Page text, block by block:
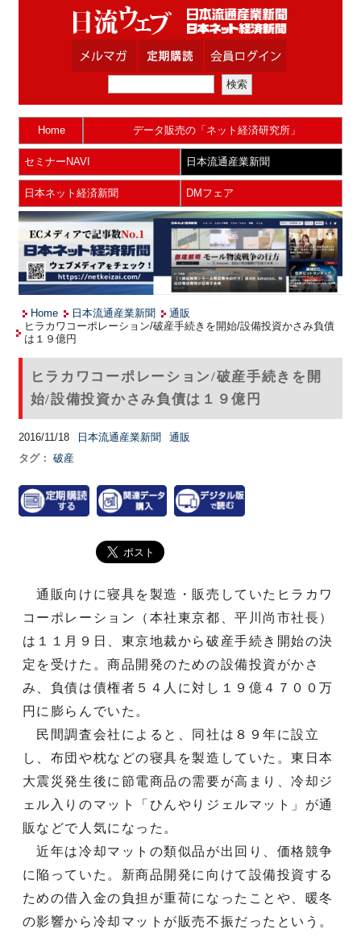
Home データ販売の「ネット経済研究所」
セミナーNAVI 日本流通産業新聞
日本ネット経済新聞 DMフェア
Home 日本流通産業新聞
通販
ヒラカワコーポレーション/破産手続きを開始/設備投資かさみ負債
は１９億円
ヒラカワコーポレーション/破産手続きを開
始/設備投資かさみ負債は１９億円
2016/11/18 日本流通産業新聞
通販
タグ： 破産
通販向けに寝具を製造・販売していたヒラカワ
コーポレーション（本社東京都、平川尚市社長）
は１１月９日、東京地裁から破産手続き開始の決
定を受けた。商品開発のための設備投資がかさ
み、負債は債権者５４人に対し１９億４７００万
円に膨らんでいた。
民間調査会社によると、同社は８９年に設立
し、布団や枕などの寝具を製造していた。東日本
大震災発生後に節電商品の需要が高まり、冷却ジ
ェル入りのマット「ひんやりジェルマット」が通
販などで人気になった。
近年は冷却マットの類似品が出回り、価格競争
に陥っていた。新商品開発に向けて設備投資する
ための借入金の負担が重荷になったことや、暖冬
の影響から冷却マットが販売不振だったという。